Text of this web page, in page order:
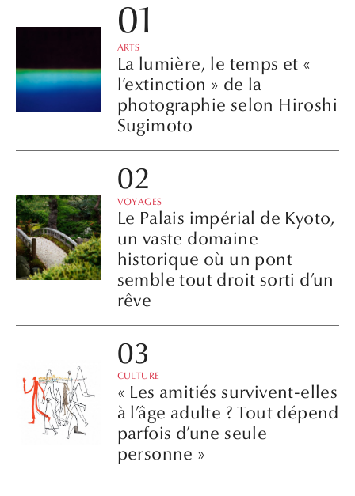
ARTS
La lumière, le temps et «
l’extinction » de la
photographie selon Hiroshi
Sugimoto
VOYAGES
Le Palais impérial de Kyoto,
un vaste domaine
historique où un pont
semble tout droit sorti d’un
rêve
CULTURE
« Les amitiés survivent-elles
à l’âge adulte ? Tout dépend
parfois d’une seule
personne »